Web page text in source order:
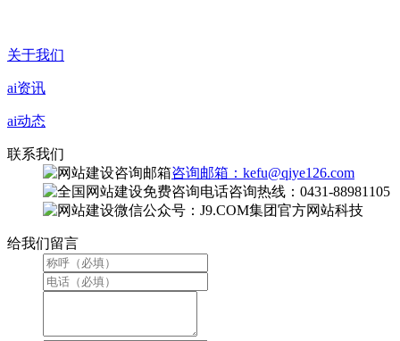
关于我们
ai资讯
ai动态
联系我们
咨询邮箱：kefu@qiye126.com
咨询热线：0431-88981105
微信公众号：J9.COM集团官方网站科技
给我们留言